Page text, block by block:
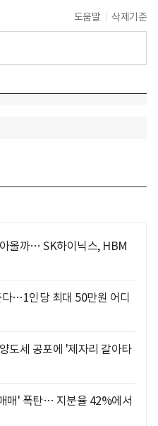
도움말 삭제기준
올까… SK하이닉스, HBM
…1인당 최대 50만원 어디
도세 공포에 '제자리 갈아타
매' 폭탄… 지분율 42%에서